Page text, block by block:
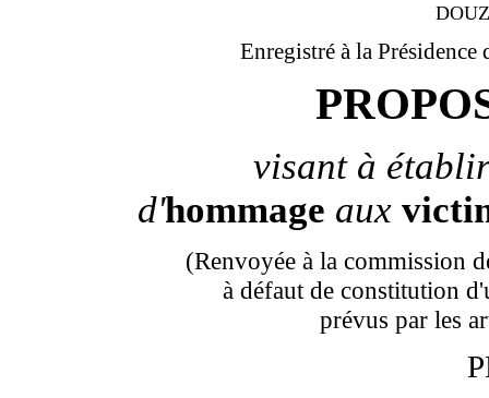
Enregistré à la
visant à
d'hommage aux
(Renvoyée à la commission
à défaut de constitution
prévus par les